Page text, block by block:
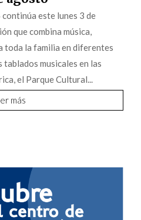
la familia en diferentes
musicales en las
el Parque Cultural...
más